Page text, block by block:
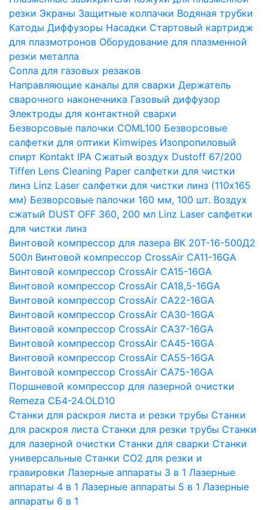
резки Экраны Защитные колпачки Водяная трубки
Катоды Диффузоры Насадки Стартовый картридж
для плазмотронов Оборудование для плазменной
резки металла
Сопла для газовых резаков
Направляющие каналы для сварки Держатель
сварочного наконечника Газовый диффузор
Электроды для контактной сварки
Безворсовые палочки COML100 Безворсовые
салфетки для оптики Kimwipes Изопропиловый
спирт Kontakt IPA Сжатый воздух Dustoff 67/200
Tiffen Lens Cleaning Paper салфетки для чистки
линз Linz Laser салфетки для чистки линз (110х165
мм) Безворсовые палочки 160 мм, 100 шт. Воздух
сжатый DUST OFF 360, 200 мл Linz Laser салфетки
для чистки линз
Винтовой компрессор для лазера ВК 20Т-16-500Д2
500л Винтовой компрессор CrossAir CA11-16GA
Винтовой компрессор CrossAir CA15-16GA
Винтовой компрессор CrossAir CA18,5-16GA
Винтовой компрессор CrossAir CA22-16GA
Винтовой компрессор CrossAir CA30-16GA
Винтовой компрессор CrossAir CA37-16GA
Винтовой компрессор CrossAir CA45-16GA
Винтовой компрессор CrossAir CA55-16GA
Винтовой компрессор CrossAir CA75-16GA
Поршневой компрессор для лазерной очистки
Remeza СБ4-24.OLD10
Станки для раскроя листа и резки трубы Станки
для раскроя листа Станки для резки трубы Станки
для лазерной очистки Станки для сварки Станки
универсальные Станки СО2 для резки и
гравировки Лазерные аппараты 3 в 1 Лазерные
аппараты 4 в 1 Лазерные аппараты 5 в 1 Лазерные
аппараты 6 в 1